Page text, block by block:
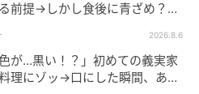
前提→しかし食後に青ざめ？通
2026.8.6
色が…黒い！？」初めての義実家
理にゾッ→口にした瞬間、あ